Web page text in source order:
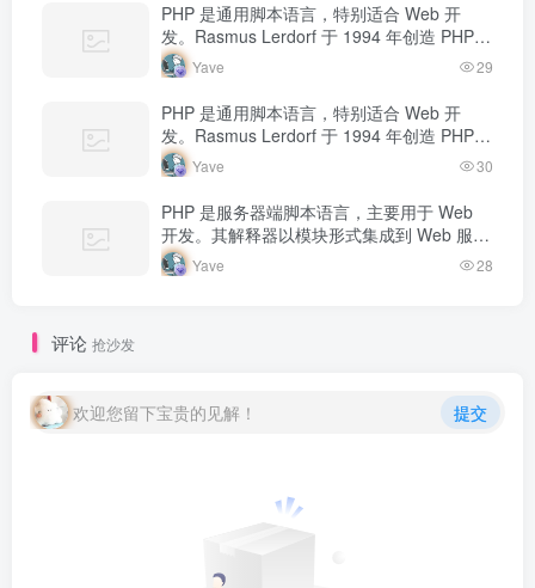
PHP 是通用脚本语言，特别适合 Web 开
发。Rasmus Lerdorf 于 1994 年创造 PHP，
最初用于追踪个人简历访问量。如今 PHP 驱
动…
Yave 29
PHP 是通用脚本语言，特别适合 Web 开
发。Rasmus Lerdorf 于 1994 年创造 PHP，
最初用于追踪个人简历访问量。如今 PHP 驱
动…
Yave 30
PHP 是服务器端脚本语言，主要用于 Web
开发。其解释器以模块形式集成到 Web 服务
器中，当收到请求时执行 PHP 代码，生成动
态内容返回给客户端。
Yave 28
评论 抢沙发
欢迎您留下宝贵的见解！ 提交